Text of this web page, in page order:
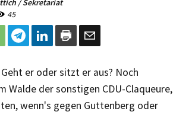
/ Sekretariat
45
er oder sitzt er aus? Noch
Walde der sonstigen CDU-Claqueure,
wenn's gegen Guttenberg oder